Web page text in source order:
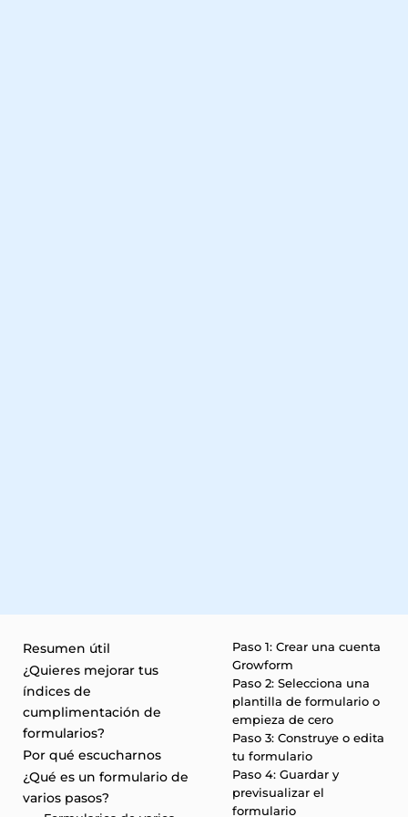
Resumen útil
¿Quieres mejorar tus
índices de
cumplimentación de
formularios?
Por qué escucharnos
¿Qué es un formulario de
varios pasos?
Paso 1: Crear una cuenta
Growform
Paso 2: Selecciona una
plantilla de formulario o
empieza de cero
Paso 3: Construye o edita
tu formulario
Paso 4: Guardar y
previsualizar el
formulario